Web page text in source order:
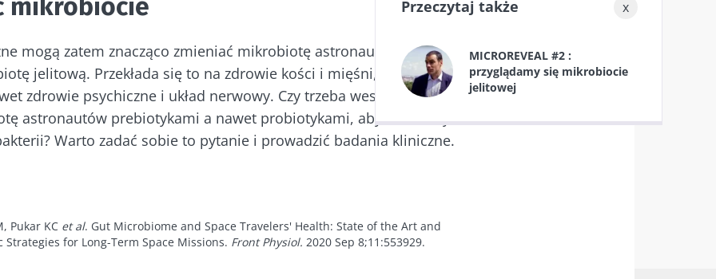
mikrobiocie
mogą zatem znacząco zmieniać mikrobiotę astronautów,
jelitową. Przekłada się to na zdrowie kości i mięśni, metabolizm,
zdrowie psychiczne i układ nerwowy. Czy trzeba wesprzeć i
astronautów prebiotykami a nawet probiotykami, aby dostarczyć
Warto zadać sobie to pytanie i prowadzić badania kliniczne.
Pukar KC et al. Gut Microbiome and Space Travelers' Health: State of the Art and
Strategies for Long-Term Space Missions. Front Physiol. 2020 Sep 8;11:553929.
x
Przeczytaj także
MICROREVEAL #2 :
przyglądamy się mikrobiocie
jelitowej
i opuszczać naszą stronę internetową
najnowszymi informacjami o mikrobiocie
inne wiadomości z Biocodexu
się i akceptujęogólne warunki korzystania
polityka ochrony danych
informacji
Jogurty – wspaniali
sprzymierzeńcy